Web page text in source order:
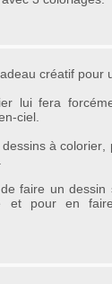
créatifpour
lui fera
ciel.
à colorier
faire un
et pour en